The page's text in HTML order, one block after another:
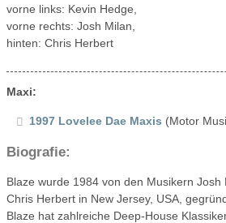
vorne links: Kevin Hedge,
vorne rechts: Josh Milan,
hinten: Chris Herbert
Maxi:
1997 Lovelee Dae Maxis (Motor
Biografie:
Blaze wurde 1984 von den Musikern Josh
Chris Herbert in New Jersey, USA,
Blaze hat zahlreiche Deep-House